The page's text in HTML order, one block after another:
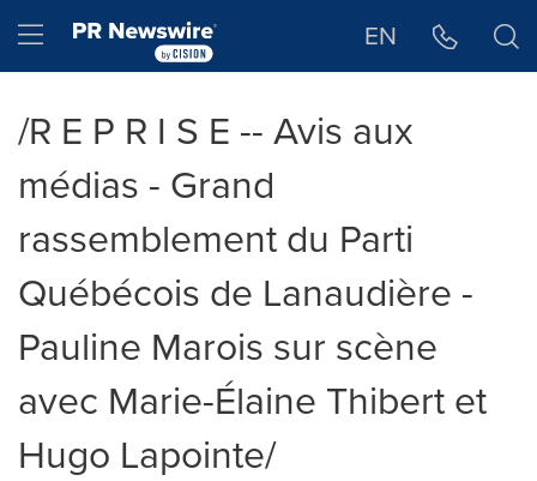
Hamburger menu EN
/R E P R I S E -- Avis aux
médias - Grand
rassemblement du Parti
Québécois de Lanaudière -
Pauline Marois sur scène
avec Marie-Élaine Thibert et
Hugo Lapointe/